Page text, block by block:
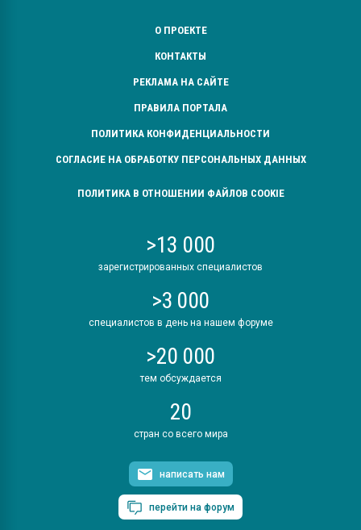
О ПРОЕКТЕ
КОНТАКТЫ
РЕКЛАМА НА САЙТЕ
ПРАВИЛА ПОРТАЛА
ПОЛИТИКА КОНФИДЕНЦИАЛЬНОСТИ
СОГЛАСИЕ НА ОБРАБОТКУ ПЕРСОНАЛЬНЫХ ДАННЫХ
ПОЛИТИКА В ОТНОШЕНИИ ФАЙЛОВ COOKIE
>13 000
зарегистрированных специалистов
>3 000
специалистов в день на нашем форуме
>20 000
тем обсуждается
20
стран со всего мира
написать нам
перейти на форум